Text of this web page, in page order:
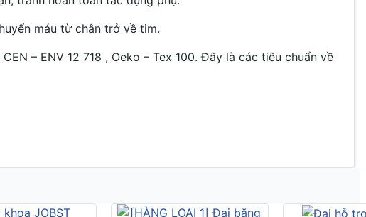
máu từ chân trở về tim.
– ENV 12 718 , Oeko – Tex 100. Đây là các tiêu chuẩn về